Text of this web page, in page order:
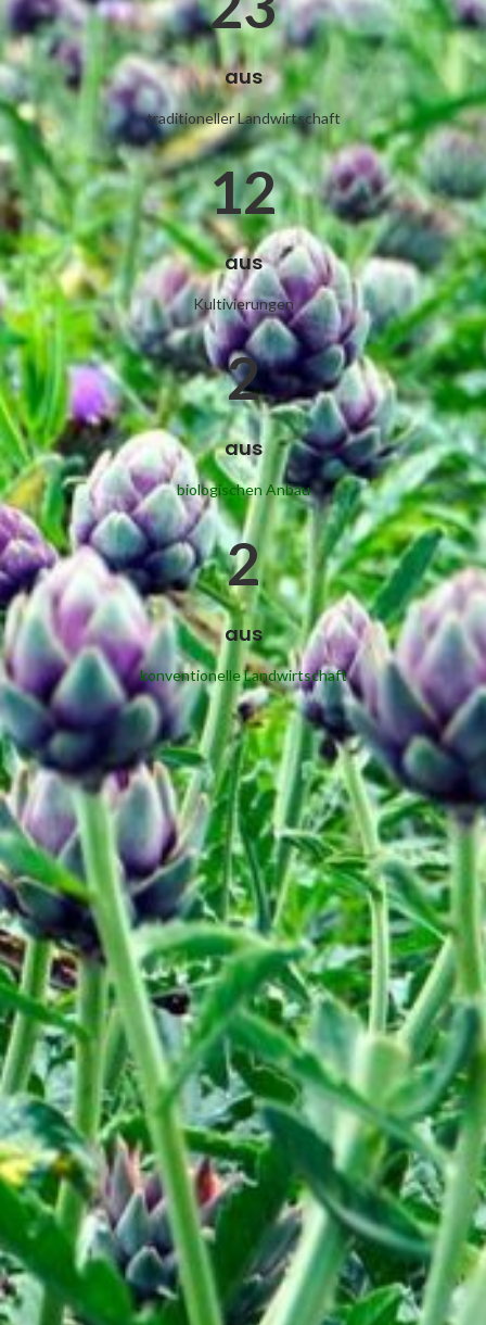
aus
traditioneller Landwirtschaft
12
aus
Kultivierungen
2
aus
biologischen Anbau
2
aus
konventionelle Landwirtschaft